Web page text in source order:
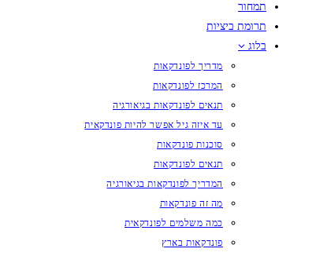
תמחור
תרומת ביציות
בלוג
מדריך לפונדקאות
המרכז לפונדקאות
תנאים לפונדקאות בגיאורגיה
עד איזה גיל אפשר להיות פונדקאית
סוכנות פונדקאות
תנאים לפונדקאות
המדריך לפונדקאות בגיאורגיה
מה זה פונדקאות
כמה משלמים לפונדקאית
פונדקאות בארץ